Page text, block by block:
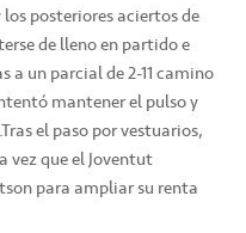
posteriores aciertos de
de lleno en partido e
a un parcial de 2-11 camino
mantener el pulso y
el paso por vestuarios,
vez que el Joventut
para ampliar su renta